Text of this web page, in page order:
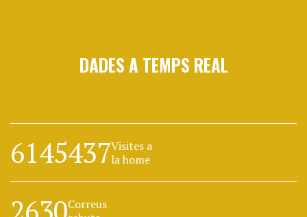
DADES A TEMPS REAL
6145437Visites a
la home
Correus